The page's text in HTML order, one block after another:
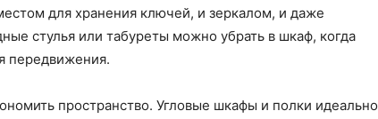
для хранения ключей, и зеркалом, и даже
стулья или табуреты можно убрать в шкаф, когда
передвижения.
пространство. Угловые шкафы и полки идеально